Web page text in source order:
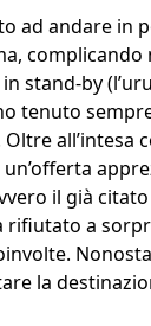
ad andare in
stand-by
all’intesa
il già
a
la